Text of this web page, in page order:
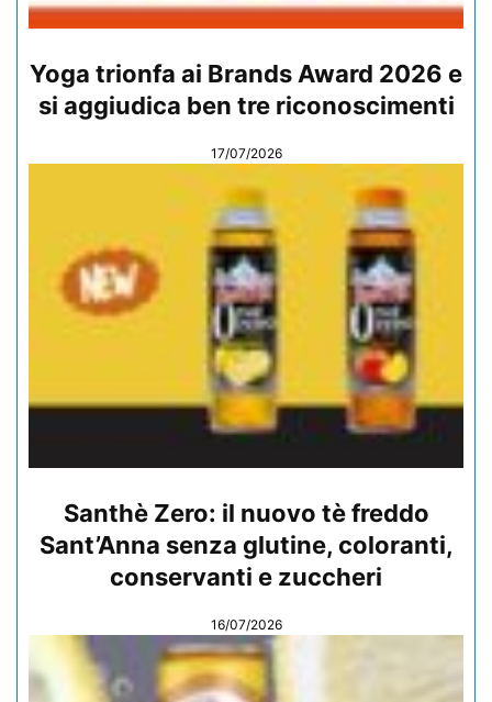
Yoga trionfa ai Brands Award 2026 e
si aggiudica ben tre riconoscimenti
17/07/2026
Santhè Zero: il nuovo tè freddo
Sant’Anna senza glutine, coloranti,
conservanti e zuccheri
16/07/2026